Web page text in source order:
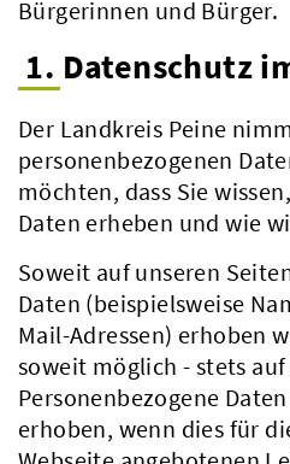
Bürgerinnen und Bürger.
1. Datenschutz
Der Landkreis Peine
personenbezogenen
möchten, dass Sie
Daten erheben und wie
Soweit auf unseren
Daten (beispielsweise
Mail-Adressen) erhoben
soweit möglich - stets
Personenbezogene
erhoben, wenn dies für